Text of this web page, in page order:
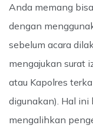
Anda memang
dengan
sebelum acara
mengajukan surat
atau Kapolres
digunakan). Hal ini
mengalihkan